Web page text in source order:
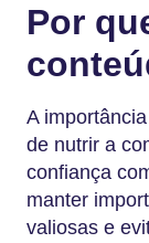
Por
A
de nutrir a
confiança
manter
valiosas e